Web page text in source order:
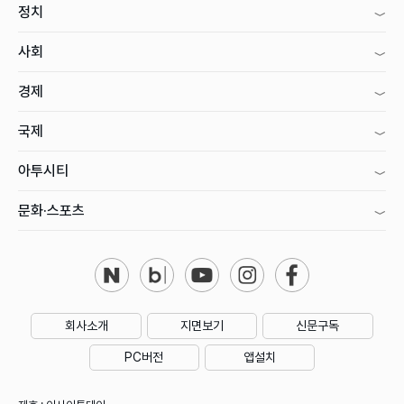
정치
사회
경제
국제
아투시티
문화·스포츠
회사소개 지면보기 신문구독
PC버전 앱설치